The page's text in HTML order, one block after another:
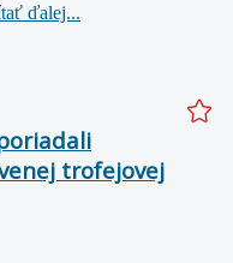
ďalej...
trofejovej